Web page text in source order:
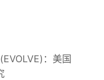
：美国